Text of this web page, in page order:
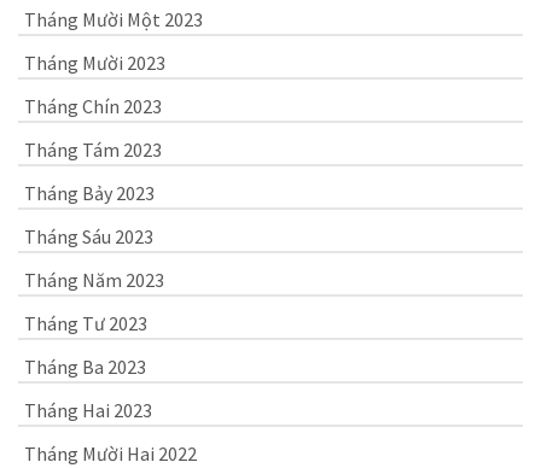
Tháng Mười Một 2023
Tháng Mười 2023
Tháng Chín 2023
Tháng Tám 2023
Tháng Bảy 2023
Tháng Sáu 2023
Tháng Năm 2023
Tháng Tư 2023
Tháng Ba 2023
Tháng Hai 2023
Tháng Mười Hai 2022